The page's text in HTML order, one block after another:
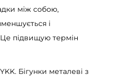
між собою,
і
Це підвищую термін
Бігунки металеві з